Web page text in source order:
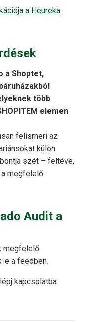
a Heureka
a Shoptet,
több
elemen
felismeri az
külön
szét – feltéve,
a megfelelő
Audit a
megfelelő
e a feedben.
kapcsolatba